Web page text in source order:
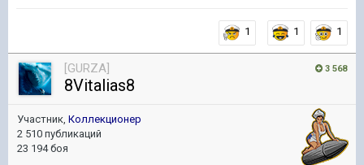
1 1 1
3 568
[GURZA]
8Vitalias8
Участник, Коллекционер
2 510 публикаций
23 194 боя